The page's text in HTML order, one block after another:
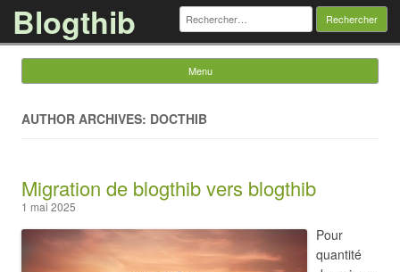
Blogthib Rechercher :
Menu
AUTHOR ARCHIVES: DOCTHIB
Migration de blogthib vers blogthib
1 mai 2025
Pour
quantité